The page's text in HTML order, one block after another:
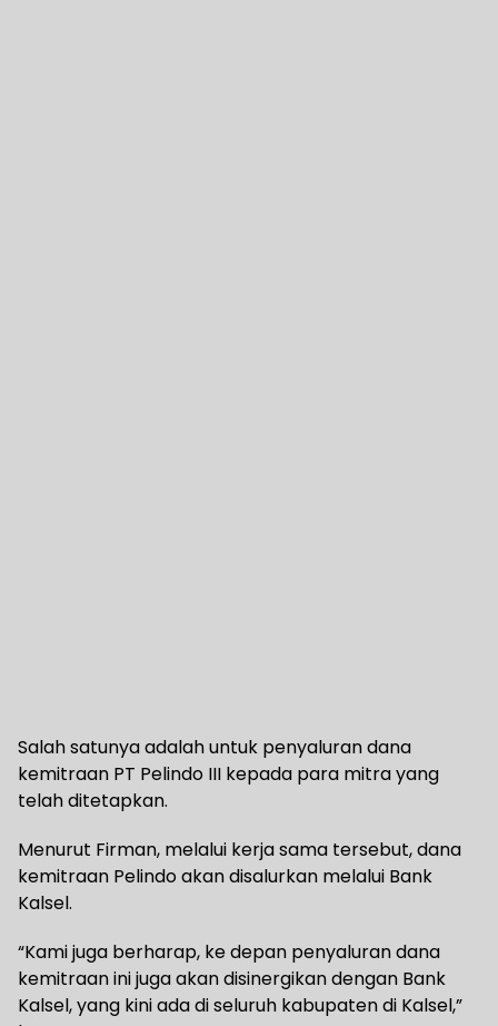
Salah satunya adalah untuk penyaluran dana
kemitraan PT Pelindo III kepada para mitra yang
telah ditetapkan.
Menurut Firman, melalui kerja sama tersebut, dana
kemitraan Pelindo akan disalurkan melalui Bank
Kalsel.
“Kami juga berharap, ke depan penyaluran dana
kemitraan ini juga akan disinergikan dengan Bank
Kalsel, yang kini ada di seluruh kabupaten di Kalsel,”